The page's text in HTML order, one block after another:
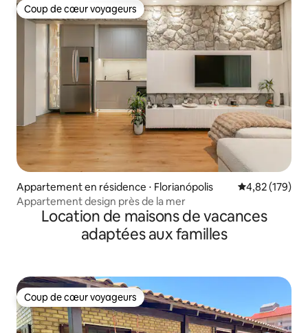
Coup de cœur voyageurs
Coup de cœur voyageurs
Appartement en résidence ⋅ Florianópolis Évaluation
4,82 (179)
Appartement design près de la mer
Location de maisons de vacances
adaptées aux familles
Coup de cœur voyageurs
Coup de cœur voyageurs